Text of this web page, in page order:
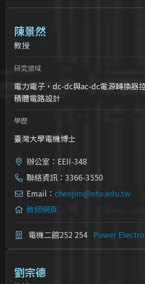
陳景然
教授
研究領域
電力電子，dc-dc與ac-dc電源轉換器
積體電路設計
學歷
臺灣大學電機博士
辦公室：EEII-348
聯絡資訊：3366-3550
Email： chenjim@ntu.edu.tw
教師網頁
電機二館252 254 Power
劉宗德